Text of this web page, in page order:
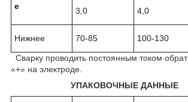
е
3,0 4,0
Нижнее 70-85 100-130
Сварку проводить постоянным током
«+» на электроде.
УПАКОВОЧНЫЕ ДАННЫЕ